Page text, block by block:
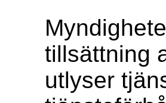
tillsättning
utlyser